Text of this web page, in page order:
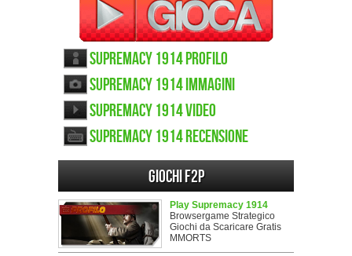
Supremacy 1914 Profilo
Supremacy 1914 immagini
Supremacy 1914 video
Supremacy 1914 recensione
Giochi F2P
Play Supremacy 1914
Browsergame Strategico
Giochi da Scaricare Gratis
MMORTS